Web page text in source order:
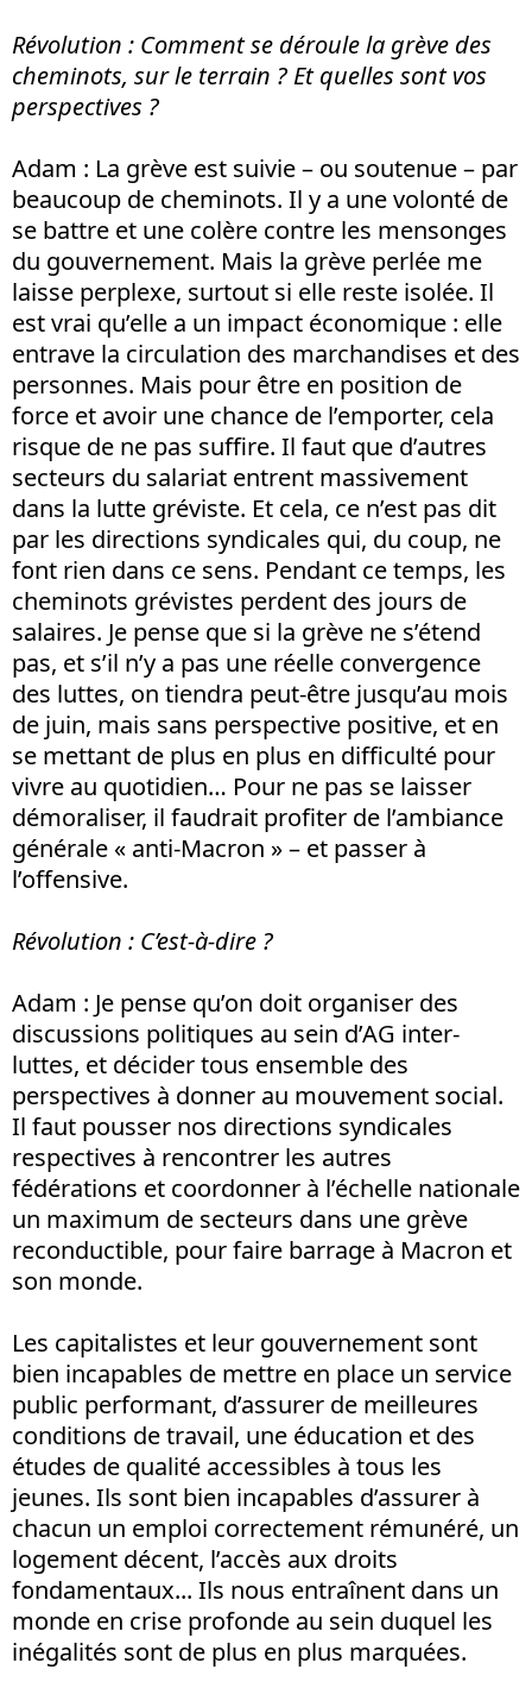
Révolution : Comment se déroule la grève des
cheminots, sur le terrain ? Et quelles sont vos
perspectives ?
Adam : La grève est suivie – ou soutenue – par
beaucoup de cheminots. Il y a une volonté de
se battre et une colère contre les mensonges
du gouvernement. Mais la grève perlée me
laisse perplexe, surtout si elle reste isolée. Il
est vrai qu’elle a un impact économique : elle
entrave la circulation des marchandises et des
personnes. Mais pour être en position de
force et avoir une chance de l’emporter, cela
risque de ne pas suffire. Il faut que d’autres
secteurs du salariat entrent massivement
dans la lutte gréviste. Et cela, ce n’est pas dit
par les directions syndicales qui, du coup, ne
font rien dans ce sens. Pendant ce temps, les
cheminots grévistes perdent des jours de
salaires. Je pense que si la grève ne s’étend
pas, et s’il n’y a pas une réelle convergence
des luttes, on tiendra peut-être jusqu’au mois
de juin, mais sans perspective positive, et en
se mettant de plus en plus en difficulté pour
vivre au quotidien… Pour ne pas se laisser
démoraliser, il faudrait profiter de l’ambiance
générale « anti-Macron » – et passer à
l’offensive.
Révolution : C’est-à-dire ?
Adam : Je pense qu’on doit organiser des
discussions politiques au sein d’AG inter-
luttes, et décider tous ensemble des
perspectives à donner au mouvement social.
Il faut pousser nos directions syndicales
respectives à rencontrer les autres
fédérations et coordonner à l’échelle nationale
un maximum de secteurs dans une grève
reconductible, pour faire barrage à Macron et
son monde.
Les capitalistes et leur gouvernement sont
bien incapables de mettre en place un service
public performant, d’assurer de meilleures
conditions de travail, une éducation et des
études de qualité accessibles à tous les
jeunes. Ils sont bien incapables d’assurer à
chacun un emploi correctement rémunéré, un
logement décent, l’accès aux droits
fondamentaux... Ils nous entraînent dans un
monde en crise profonde au sein duquel les
inégalités sont de plus en plus marquées.